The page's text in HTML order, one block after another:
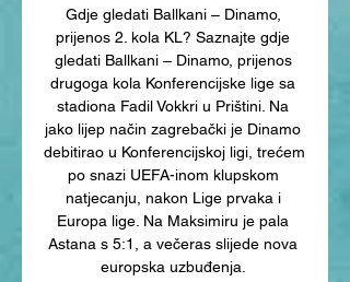
Gdje gledati Ballkani – Dinamo,
prijenos 2. kola KL? Saznajte gdje
gledati Ballkani – Dinamo, prijenos
drugoga kola Konferencijske lige sa
stadiona Fadil Vokkri u Prištini. Na
jako lijep način zagrebački je Dinamo
debitirao u Konferencijskoj ligi, trećem
po snazi UEFA-inom klupskom
natjecanju, nakon Lige prvaka i
Europa lige. Na Maksimiru je pala
Astana s 5:1, a večeras slijede nova
europska uzbuđenja.